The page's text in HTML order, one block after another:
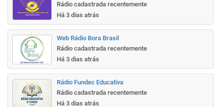
Rádio cadastrada recentemente
Há 3 dias atrás
Web Rádio Bora Brasil
Rádio cadastrada recentemente
Há 3 dias atrás
Rádio Fundec Educativa
Rádio cadastrada recentemente
Há 3 dias atrás